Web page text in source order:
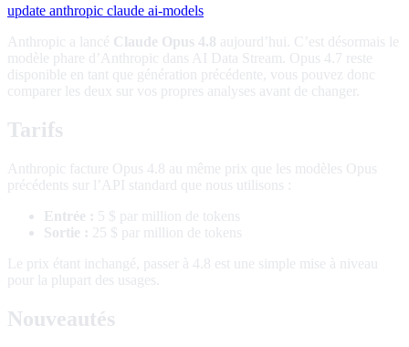
update anthropic claude ai-models
Anthropic a lancé Claude Opus 4.8 aujourd’hui. C’est désormais le
modèle phare d’Anthropic dans AI Data Stream. Opus 4.7 reste
disponible en tant que génération précédente, vous pouvez donc
comparer les deux sur vos propres analyses avant de changer.
Tarifs
Anthropic facture Opus 4.8 au même prix que les modèles Opus
précédents sur l’API standard que nous utilisons :
Entrée : 5 $ par million de tokens
Sortie :
25 $ par million de tokens
Le prix étant inchangé, passer à 4.8 est une simple mise à niveau
pour la plupart des usages.
Nouveautés